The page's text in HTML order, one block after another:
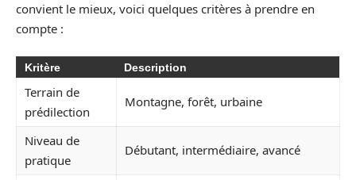
convient le mieux, voici quelques critères à prendre en
compte :
Kritère Description
Terrain de
prédilection
Montagne, forêt, urbaine
Niveau de
pratique
Débutant, intermédiaire, avancé